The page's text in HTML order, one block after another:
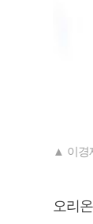
▲ 이경
오리